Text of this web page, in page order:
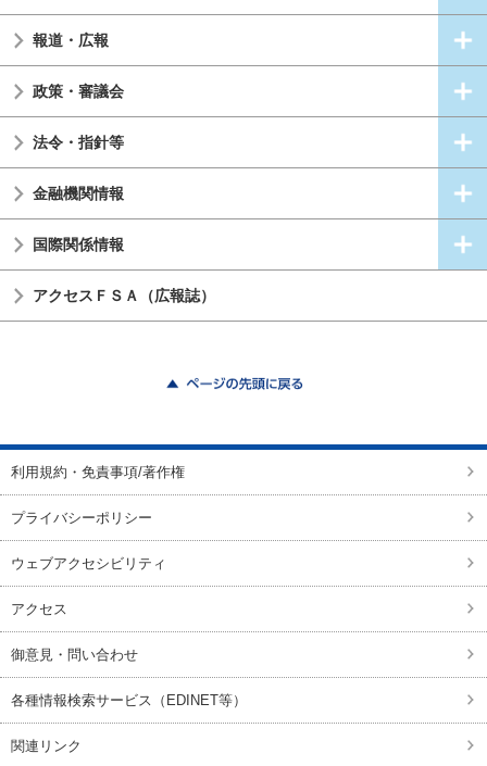
報道・広報
政策・審議会
法令・指針等
金融機関情報
国際関係情報
アクセスＦＳＡ（広報誌）
利用規約・免責事項/著作権
プライバシーポリシー
ウェブアクセシビリティ
アクセス
御意見・問い合わせ
各種情報検索サービス（EDINET等）
関連リンク